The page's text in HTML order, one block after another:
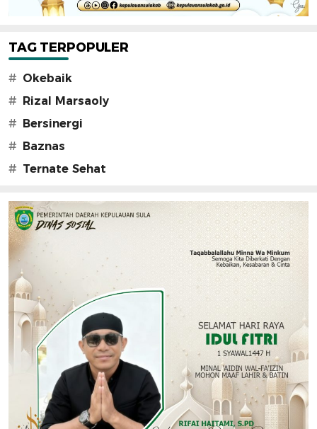
TAG TERPOPULER
# Okebaik
# Rizal Marsaoly
# Bersinergi
# Baznas
# Ternate Sehat